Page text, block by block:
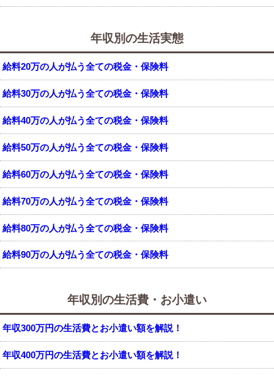
年収別の生活実態
給料20万の人が払う全ての税金・保険料
給料30万の人が払う全ての税金・保険料
給料40万の人が払う全ての税金・保険料
給料50万の人が払う全ての税金・保険料
給料60万の人が払う全ての税金・保険料
給料70万の人が払う全ての税金・保険料
給料80万の人が払う全ての税金・保険料
給料90万の人が払う全ての税金・保険料
年収別の生活費・お小遣い
年収300万円の生活費とお小遣い額を解説！
年収400万円の生活費とお小遣い額を解説！